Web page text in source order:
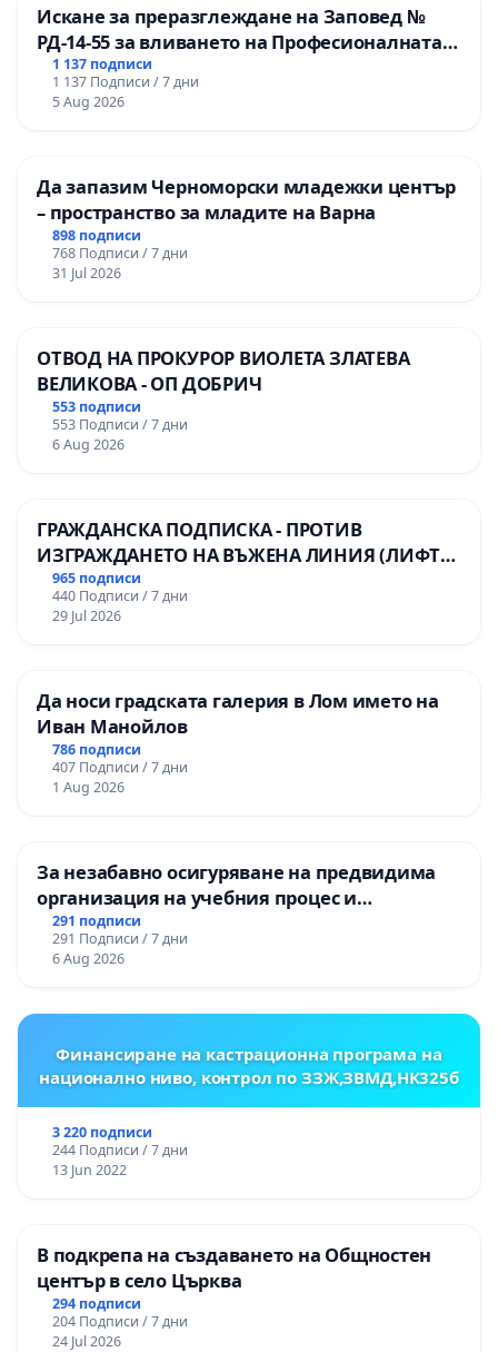
Искане за преразглеждане на Заповед №
РД-14-55 за вливането на Професионалната
гимназия по промишлени технологии в
Професионалната гимназия по икономика и
мениджмънт – гр. Пазарджик
1 137 подписи
1 137 Подписи / 7 дни
5 Aug 2026
Да запазим Черноморски младежки център
– пространство за младите на Варна
898 подписи
768 Подписи / 7 дни
31 Jul 2026
ОТВОД НА ПРОКУРОР ВИОЛЕТА ЗЛАТЕВА
ВЕЛИКОВА - ОП ДОБРИЧ
553 подписи
553 Подписи / 7 дни
6 Aug 2026
ГРАЖДАНСКА ПОДПИСКА - ПРОТИВ
ИЗГРАЖДАНЕТО НА ВЪЖЕНА ЛИНИЯ (ЛИФТ)
НА ТЕРИТОРИЯТА НА ПРИРОДНА
ЗАБЕЛЕЖИТЕЛНОСТ „ХЪЛМ НА
ОСВОБОДИТЕЛИТЕ“ (БУНАРДЖИК)
965 подписи
440 Подписи / 7 дни
29 Jul 2026
Да носи градската галерия в Лом името на
Иван Манойлов
786 подписи
407 Подписи / 7 дни
1 Aug 2026
За незабавно осигуряване на предвидима
организация на учебния процес и
гарантиране на правото на равнопоставено
и качествено образование на учениците от
ОУ „Княз Александър I“ и Хуманитарна
291 подписи
291 Подписи / 7 дни
6 Aug 2026
Финансиране на кастрационна програма на
национално ниво, контрол по ЗЗЖ,ЗВМД,НК325б
3 220 подписи
244 Подписи / 7 дни
13 Jun 2022
В подкрепа на създаването на Общностен
център в село Църква
294 подписи
204 Подписи / 7 дни
24 Jul 2026